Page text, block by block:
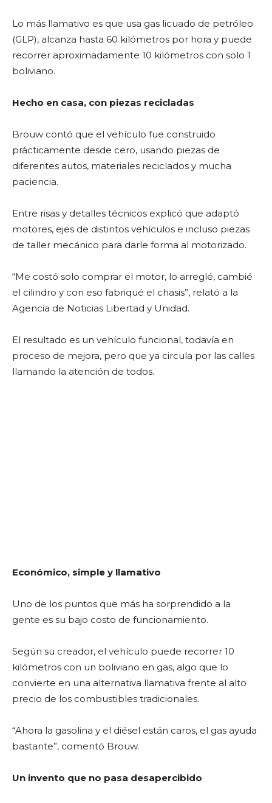
Lo más llamativo es que usa gas licuado de petróleo
(GLP), alcanza hasta 60 kilómetros por hora y puede
recorrer aproximadamente 10 kilómetros con solo 1
boliviano.
Hecho en casa, con piezas recicladas
Brouw contó que el vehículo fue construido
prácticamente desde cero, usando piezas de
diferentes autos, materiales reciclados y mucha
paciencia.
Entre risas y detalles técnicos explicó que adaptó
motores, ejes de distintos vehículos e incluso piezas
de taller mecánico para darle forma al motorizado.
“Me costó solo comprar el motor, lo arreglé, cambié
el cilindro y con eso fabriqué el chasis”, relató a la
Agencia de Noticias Libertad y Unidad.
El resultado es un vehículo funcional, todavía en
proceso de mejora, pero que ya circula por las calles
llamando la atención de todos.
Económico, simple y llamativo
Uno de los puntos que más ha sorprendido a la
gente es su bajo costo de funcionamiento.
Según su creador, el vehículo puede recorrer 10
kilómetros con un boliviano en gas, algo que lo
convierte en una alternativa llamativa frente al alto
precio de los combustibles tradicionales.
“Ahora la gasolina y el diésel están caros, el gas ayuda
bastante”, comentó Brouw.
Un invento que no pasa desapercibido